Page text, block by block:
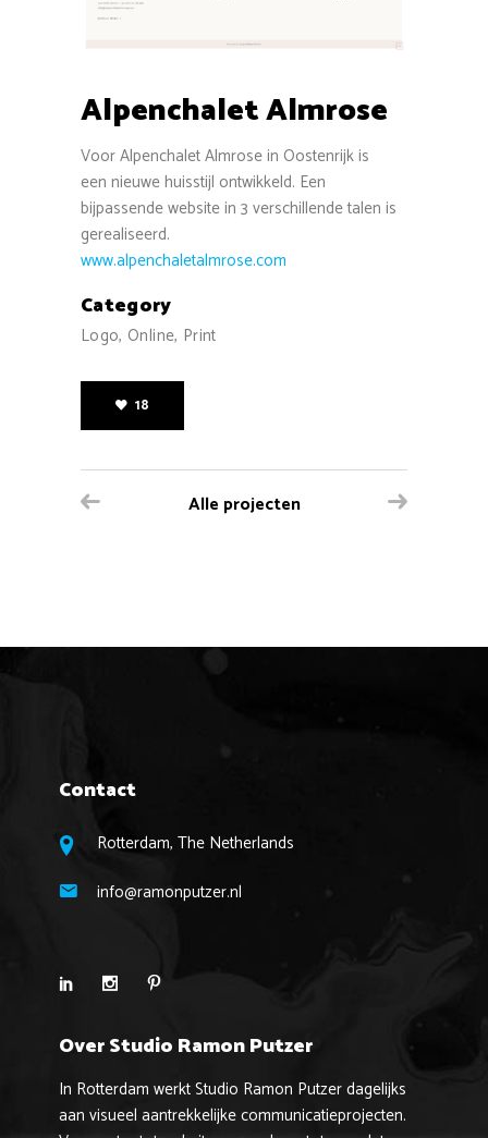
Alpenchalet Almrose
Voor Alpenchalet Almrose in Oostenrijk is
een nieuwe huisstijl ontwikkeld. Een
bijpassende website in 3 verschillende talen is
gerealiseerd.
www.alpenchaletalmrose.com
Category
Logo, Online, Print
18
Alle projecten
Contact
Rotterdam, The Netherlands
info@ramonputzer.nl
Over Studio Ramon Putzer
In Rotterdam werkt Studio Ramon Putzer dagelijks
aan visueel aantrekkelijke communicatieprojecten.